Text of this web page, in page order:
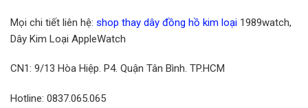
Mọi chi tiết liên hệ: shop thay dây đồng hồ kim loại 1989watch,
Dây Kim Loại AppleWatch
CN1: 9/13 Hòa Hiệp. P4. Quận Tân Bình. TP.HCM
Hotline: 0837.065.065